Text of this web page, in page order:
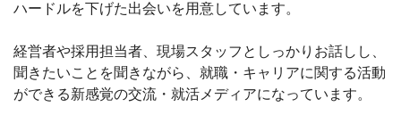
ハードルを下げた出会いを用意しています。
経営者や採用担当者、現場スタッフとしっかりお話しし、
聞きたいことを聞きながら、就職・キャリアに関する活動
ができる新感覚の交流・就活メディアになっています。